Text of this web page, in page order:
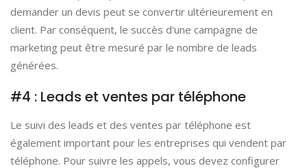
demander un devis peut se convertir ultérieurement en
client. Par conséquent, le succès d'une campagne de
marketing peut être mesuré par le nombre de leads
générées.
#4 : Leads et ventes par téléphone
Le suivi des leads et des ventes par téléphone est
également important pour les entreprises qui vendent par
téléphone. Pour suivre les appels, vous devez configurer